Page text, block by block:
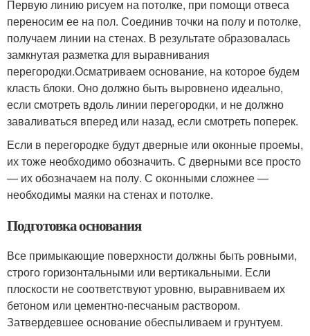
Первую линию рисуем на потолке, при помощи отвеса
переносим ее на пол. Соединив точки на полу и потолке,
получаем линии на стенах. В результате образовалась
замкнутая разметка для выравнивания
перегородки.Осматриваем основание, на которое будем
класть блоки. Оно должно быть выровнено идеально,
если смотреть вдоль линии перегородки, и не должно
заваливаться вперед или назад, если смотреть поперек.
Если в перегородке будут дверные или оконные проемы,
их тоже необходимо обозначить. С дверными все просто
— их обозначаем на полу. С оконными сложнее —
необходимы маяки на стенах и потолке.
Подготовка основания
Все примыкающие поверхности должны быть ровными,
строго горизонтальными или вертикальными. Если
плоскости не соответствуют уровню, выравниваем их
бетоном или цементно-песчаным раствором.
Затвердевшее основание обеспыливаем и грунтуем.